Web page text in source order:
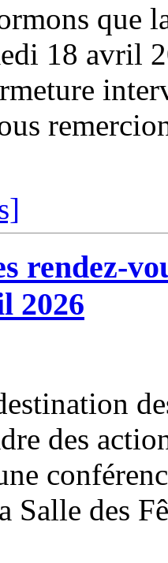
que
18 avril
rendez-
2026
des
Salle des